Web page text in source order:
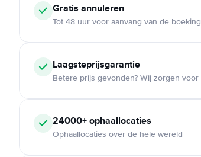
Gratis annuleren
Tot 48 uur voor aanvang van de
Laagsteprijsgarantie
Betere prijs gevonden? Wij zorgen
24000+ ophaallocaties
Ophaallocaties over de hele wereld